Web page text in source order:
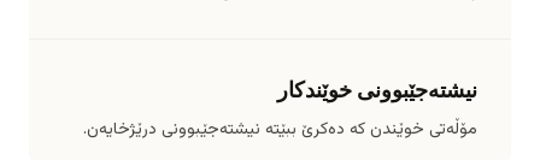
نیشتەجێبوونی خوێندکار
مۆڵەتی خوێندن کە دەکرێ ببێتە نیشتەجێبوونی درێژخایەن.